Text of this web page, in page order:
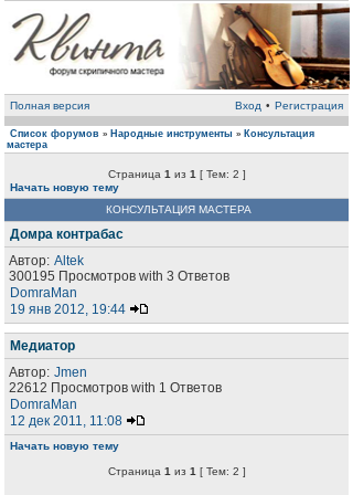
Полная версия Вход • Регистрация
Список форумов » Народные инструменты » Консультация
мастера
Страница 1 из 1 [ Тем: 2 ]
Начать новую тему
КОНСУЛЬТАЦИЯ МАСТЕРА
Домра контрабас
Автор: Altek
300195 Просмотров with 3 Ответов
DomraMan
19 янв 2012, 19:44
Медиатор
Автор: Jmen
22612 Просмотров with 1 Ответов
DomraMan
12 дек 2011, 11:08
Начать новую тему
Страница 1 из 1 [ Тем: 2 ]